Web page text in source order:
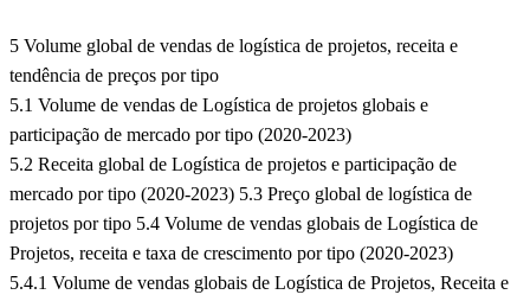
5 Volume global de vendas de logística de projetos, receita e
tendência de preços por tipo
5.1 Volume de vendas de Logística de projetos globais e
participação de mercado por tipo (2020-2023)
5.2 Receita global de Logística de projetos e participação de
mercado por tipo (2020-2023) 5.3 Preço global de logística de
projetos por tipo 5.4 Volume de vendas globais de Logística de
Projetos, receita e taxa de crescimento por tipo (2020-2023)
5.4.1 Volume de vendas globais de Logística de Projetos, Receita e